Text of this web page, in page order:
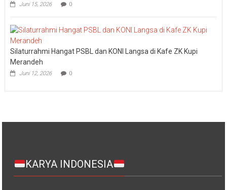
Juni 15, 2026 0
Silaturrahmi Hangat PSBL dan KONI Langsa di Kafe ZK Kupi
Merandeh
Juni 12, 2026 0
KARYA INDONESIA